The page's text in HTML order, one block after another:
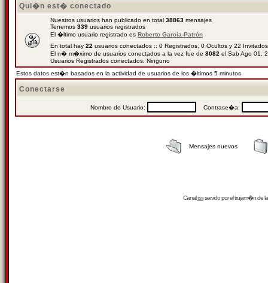
Qui�n est� conectado
Nuestros usuarios han publicado en total 38863 mensajes
Tenemos 339 usuarios registrados
El �ltimo usuario registrado es Roberto García-Patrón
En total hay 22 usuarios conectados :: 0 Registrados, 0 Ocultos y 22
El n� m�ximo de usuarios conectados a la vez fue de 8082 el Sab Ago 01,
Usuarios Registrados conectados: Ninguno
Estos datos est�n basados en la actividad de usuarios de los �ltimos 5 minutos
Conectarse
Nombre de Usuario: Contrase�a:
Mensajes nuevos
Canalrssservido por eltrujam�nde